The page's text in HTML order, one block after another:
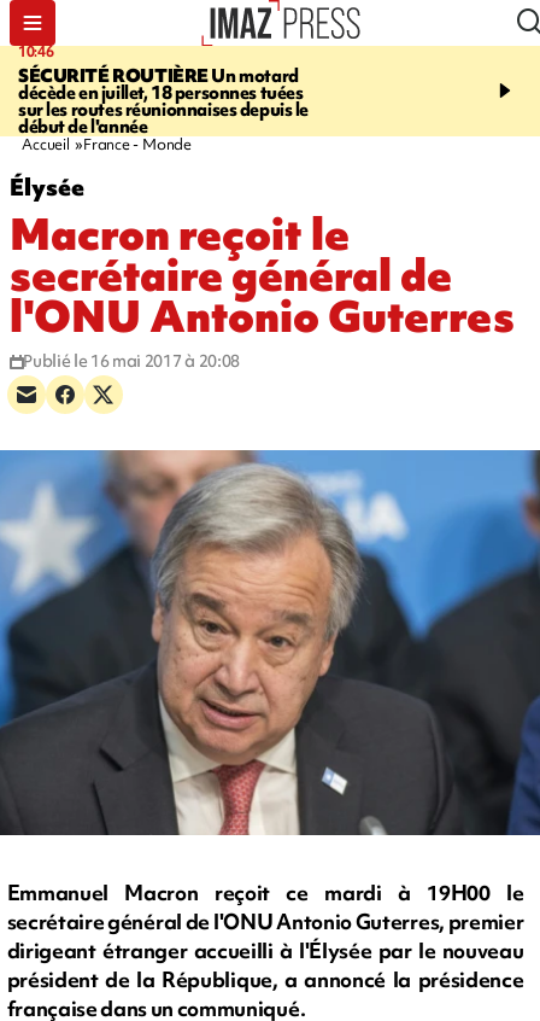
10:46
SÉCURITÉ ROUTIÈREUn motard
décède en juillet, 18 personnes tuées
sur les routes réunionnaises depuis le
début de l'année
13:49
mineurs - un courrier
Accueil France - Monde
Élysée
Macron reçoit le
secrétaire général de
l'ONU Antonio Guterres
Publié le 16 mai 2017 à 20:08
Emmanuel Macron reçoit ce mardi à 19H00 le
secrétaire général de l'ONU Antonio Guterres, premier
dirigeant étranger accueilli à l'Élysée par le nouveau
président de la République, a annoncé la présidence
française dans un communiqué.